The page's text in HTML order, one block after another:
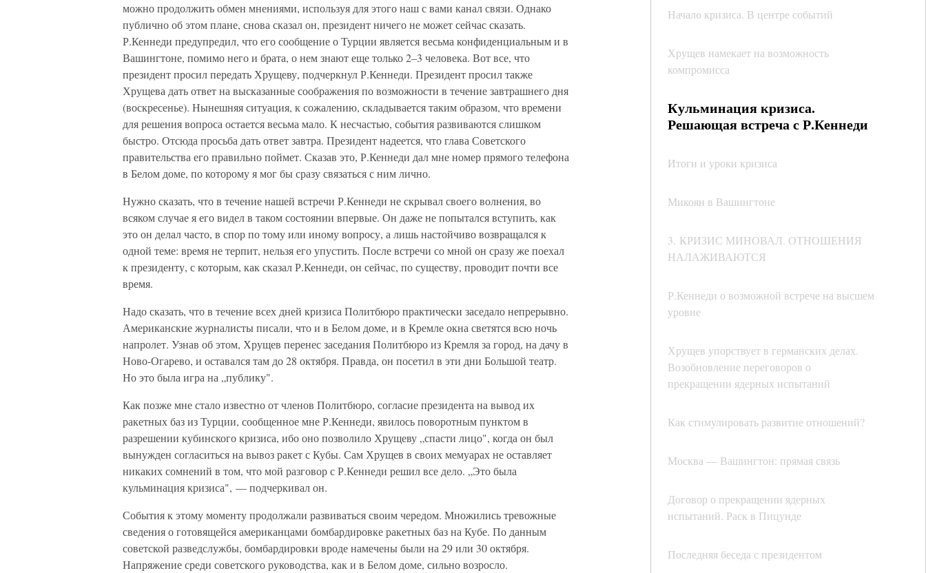
Начало кризиса. В центре событий
Хрущев намекает на возможность
компромисса
Кульминация кризиса.
Решающая встреча с Р.Кеннеди
Итоги и уроки кризиса
Микоян в Вашингтоне
3. КРИЗИС МИНОВАЛ. ОТНОШЕНИЯ
НАЛАЖИВАЮТСЯ
Р.Кеннеди о возможной встрече на высшем
уровне
Хрущев упорствует в германских делах.
Возобновление переговоров о
прекращении ядерных испытаний
Как стимулировать развитие отношений?
Москва — Вашингтон: прямая связь
Договор о прекращении ядерных
испытаний. Раск в Пицунде
Последняя беседа с президентом
можно продолжить обмен мнениями, используя для этого наш с вами канал связи. Однако
публично об этом плане, снова сказал он, президент ничего не может сейчас сказать.
Р.Кеннеди предупредил, что его сообщение о Турции является весьма конфиденциальным и в
Вашингтоне, помимо него и брата, о нем знают еще только 2–3 человека. Вот все, что
президент просил передать Хрущеву, подчеркнул Р.Кеннеди. Президент просил также
Хрущева дать ответ на высказанные соображения по возможности в течение завтрашнего дня
(воскресенье). Нынешняя ситуация, к сожалению, складывается таким образом, что времени
для решения вопроса остается весьма мало. К несчастью, события развиваются слишком
быстро. Отсюда просьба дать ответ завтра. Президент надеется, что глава Советского
правительства его правильно поймет. Сказав это, Р.Кеннеди дал мне номер прямого телефона
в Белом доме, по которому я мог бы сразу связаться с ним лично.
Нужно сказать, что в течение нашей встречи Р.Кеннеди не скрывал своего волнения, во
всяком случае я его видел в таком состоянии впервые. Он даже не попытался вступить, как
это он делал часто, в спор по тому или иному вопросу, а лишь настойчиво возвращался к
одной теме: время не терпит, нельзя его упустить. После встречи со мной он сразу же поехал
к президенту, с которым, как сказал Р.Кеннеди, он сейчас, по существу, проводит почти все
время.
Надо сказать, что в течение всех дней кризиса Политбюро практически заседало непрерывно.
Американские журналисты писали, что и в Белом доме, и в Кремле окна светятся всю ночь
напролет. Узнав об этом, Хрущев перенес заседания Политбюро из Кремля за город, на дачу в
Ново-Огарево, и оставался там до 28 октября. Правда, он посетил в эти дни Большой театр.
Но это была игра на „публику".
Как позже мне стало известно от членов Политбюро, согласие президента на вывод их
ракетных баз из Турции, сообщенное мне Р.Кеннеди, явилось поворотным пунктом в
разрешении кубинского кризиса, ибо оно позволило Хрущеву „спасти лицо", когда он был
вынужден согласиться на вывоз ракет с Кубы. Сам Хрущев в своих мемуарах не оставляет
никаких сомнений в том, что мой разговор с Р.Кеннеди решил все дело. „Это была
кульминация кризиса", — подчеркивал он.
События к этому моменту продолжали развиваться своим чередом. Множились тревожные
сведения о готовящейся американцами бомбардировке ракетных баз на Кубе. По данным
советской разведслужбы, бомбардировки вроде намечены были на 29 или 30 октября.
Напряжение среди советского руководства, как и в Белом доме, сильно возросло.